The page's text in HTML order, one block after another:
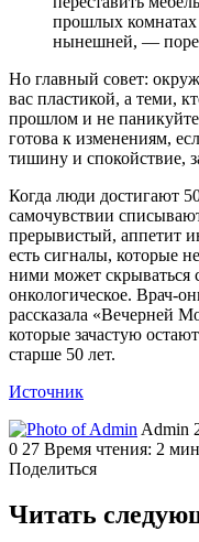
прошлых
нынешней, —
Но главный совет:
вас пластикой, а теми,
прошлом и не
готова к изменениям,
тишину и спокойствие,
Когда люди достигают
самочувствии
прерывистый, аппетит
есть сигналы, которые
ними может скрываться
онкологическое. Врач-
рассказала «Вечерней
которые зачастую
старше 50 лет.
Источник
Admin
an
0 27 Время чтения: 2
Поделиться
через
электронную
Читать